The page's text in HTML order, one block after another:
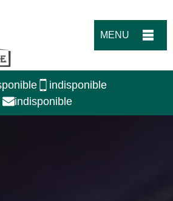
MENU
indisponible
indisponible